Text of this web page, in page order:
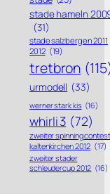
stade hameln
(31)
stade salzbergen 2011
2012 (19)
tretbron
urmodell (33)
werner stark kis (16)
whirli 3 (72)
zweiter spinning contest
kaltenkirchen 2012 (17)
zweiter stader
schleudercup 2012 (16)